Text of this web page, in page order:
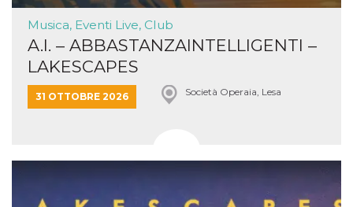
Musica, Eventi Live, Club
A.I. – ABBASTANZAINTELLIGENTI –
LAKESCAPES
31 OTTOBRE 2026 Società Operaia, Lesa